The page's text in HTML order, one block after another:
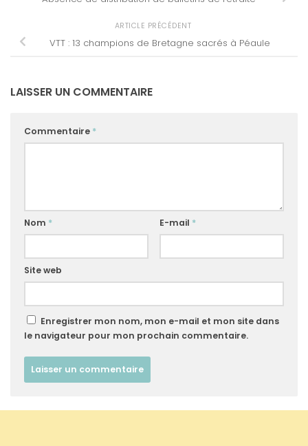
ARTICLE PRÉCÉDENT
VTT : 13 champions de Bretagne sacrés à Péaule
LAISSER UN COMMENTAIRE
Commentaire *
Nom * E-mail *
Site web
Enregistrer mon nom, mon e-mail et mon site dans
le navigateur pour mon prochain commentaire.